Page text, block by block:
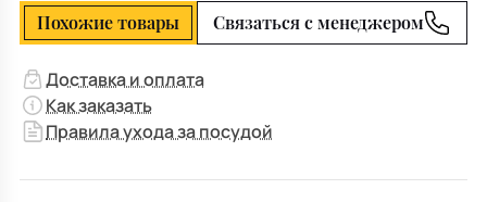
Похожие товары Связаться с менеджером
Доставка и оплата
Как заказать
Правила ухода за посудой